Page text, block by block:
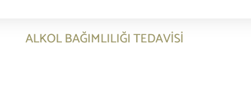
ALKOL BAĞIMLILIĞI TEDAVISI